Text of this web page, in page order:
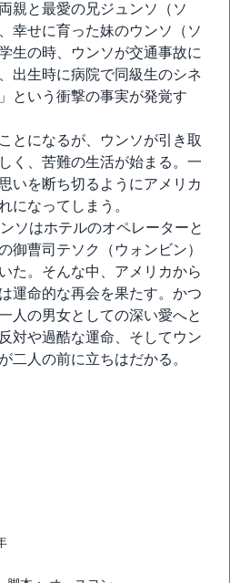
親と最愛の兄ジュンソ（ソ
幸せに育った妹のウンソ（ソ
生の時、ウンソが交通事故に
出生時に病院で同級生のシネ
という衝撃の事実が発覚す
とになるが、ウンソが引き取
く、苦難の生活が始まる。一
いを断ち切るようにアメリカ
になってしまう。
ソはホテルのオペレーターと
御曹司テソク（ウォンビン）
た。そんな中、アメリカから
運命的な再会を果たす。かつ
人の男女としての深い愛へと
対や過酷な運命、そしてウン
二人の前に立ちはだかる。